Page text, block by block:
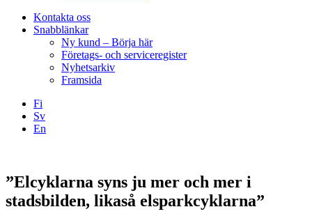
Kontakta oss
Snabblänkar
Ny kund – Börja här
Företags- och serviceregister
Nyhetsarkiv
Framsida
Fi
Sv
En
”Elcyklarna syns ju mer och mer i
stadsbilden, likaså elsparkcyklarna”